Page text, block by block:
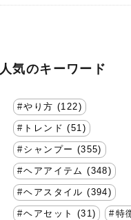
人気のキーワード
やり方 (122)
トレンド (51)
シャンプー (355)
ヘアアイテム (348)
ヘアスタイル (394)
ヘアセット (31) 特